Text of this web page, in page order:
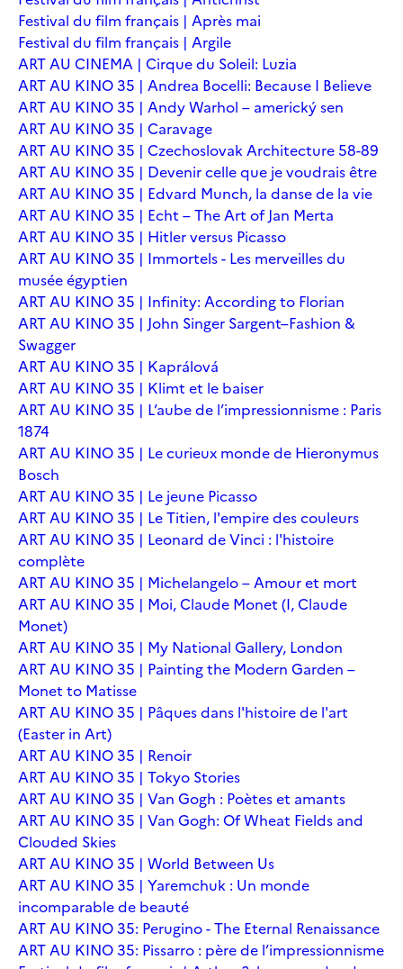
Festival du film français | Après mai
Festival du film français | Argile
ART AU CINEMA | Cirque du Soleil: Luzia
ART AU KINO 35 | Andrea Bocelli: Because I Believe
ART AU KINO 35 | Andy Warhol – americký sen
ART AU KINO 35 | Caravage
ART AU KINO 35 | Czechoslovak Architecture 58-89
ART AU KINO 35 | Devenir celle que je voudrais être
ART AU KINO 35 | Edvard Munch, la danse de la vie
ART AU KINO 35 | Echt – The Art of Jan Merta
ART AU KINO 35 | Hitler versus Picasso
ART AU KINO 35 | Immortels - Les merveilles du
musée égyptien
ART AU KINO 35 | Infinity: According to Florian
ART AU KINO 35 | John Singer Sargent–Fashion &
Swagger
ART AU KINO 35 | Kaprálová
ART AU KINO 35 | Klimt et le baiser
ART AU KINO 35 | L’aube de l’impressionnisme : Paris
1874
ART AU KINO 35 | Le curieux monde de Hieronymus
Bosch
ART AU KINO 35 | Le jeune Picasso
ART AU KINO 35 | Le Titien, l'empire des couleurs
ART AU KINO 35 | Leonard de Vinci : l'histoire
complète
ART AU KINO 35 | Michelangelo – Amour et mort
ART AU KINO 35 | Moi, Claude Monet (I, Claude
Monet)
ART AU KINO 35 | My National Gallery, London
ART AU KINO 35 | Painting the Modern Garden –
Monet to Matisse
ART AU KINO 35 | Pâques dans l'histoire de l'art
(Easter in Art)
ART AU KINO 35 | Renoir
ART AU KINO 35 | Tokyo Stories
ART AU KINO 35 | Van Gogh : Poètes et amants
ART AU KINO 35 | Van Gogh: Of Wheat Fields and
Clouded Skies
ART AU KINO 35 | World Between Us
ART AU KINO 35 | Yaremchuk : Un monde
incomparable de beauté
ART AU KINO 35: Perugino - The Eternal Renaissance
ART AU KINO 35: Pissarro : père de l’impressionnisme